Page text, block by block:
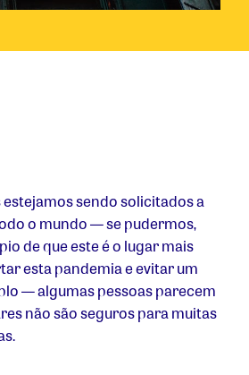
sendo solicitados a
o mundo — se pudermos,
de que este é o lugar mais
esta pandemia e evitar um
— algumas pessoas parecem
não são seguros para muitas